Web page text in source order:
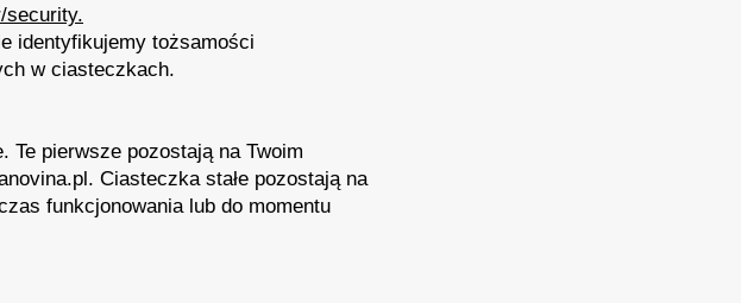
security.
identyfikujemy tożsamości
w ciasteczkach.
Te pierwsze pozostają na Twoim
Ciasteczka stałe pozostają na
funkcjonowania lub do momentu